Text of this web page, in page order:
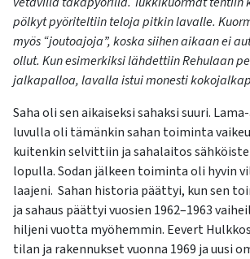
pölkyt pyöriteltiin teloja pitkin lavalle.
myös “joutoajoja”, koska siihen aikaan ei
ollut. Kun esimerkiksi lähdettiin Rehulaan
jalkapalloa, lavalla istui monesti
Saha oli sen aikaiseksi sahaksi suuri.
luvulla oli tämänkin sahan toiminta
kuitenkin selvittiin ja sahalaitos
lopulla. Sodan jälkeen toiminta oli hyvin
laajeni. Sahan historia päättyi, kun sen
ja sahaus päättyi vuosien 1962–1963
hiljeni vuotta myöhemmin. Eevert
tilan ja rakennukset vuonna 1969 ja uusi